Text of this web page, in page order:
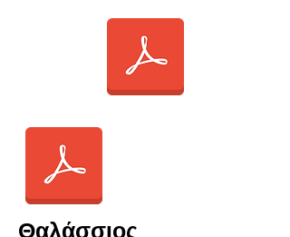
Θαλάσσιος